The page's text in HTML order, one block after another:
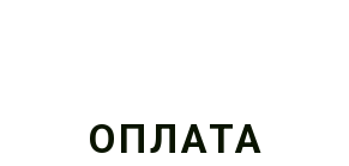
ОПЛАТА